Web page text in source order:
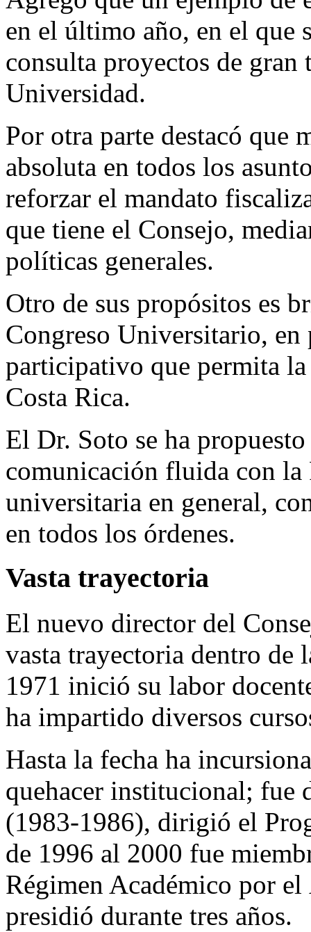
en el último año, en el que
consulta proyectos de gran
Universidad.
Por otra parte destacó que
absoluta en todos los
reforzar el mandato
que tiene el Consejo,
políticas generales.
Otro de sus propósitos es
Congreso Universitario,
participativo que permita
Costa Rica.
El Dr. Soto se ha
comunicación fluida con
universitaria en general,
en todos los órdenes.
Vasta trayectoria
El nuevo director del
vasta trayectoria dentro de
1971 inició su labor
ha impartido diversos
Hasta la fecha ha
quehacer institucional; fue
(1983-1986), dirigió el
de 1996 al 2000 fue
Régimen Académico por
presidió durante tres años.